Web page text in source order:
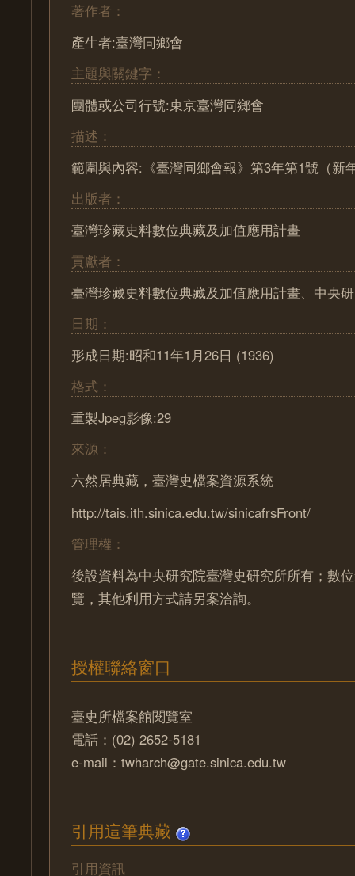
著作者：
產生者:臺灣同鄉會
主題與關鍵字：
團體或公司行號:東京臺灣同鄉會
描述：
範圍與內容:《臺灣同鄉會報》第3年第1號（新
出版者：
臺灣珍藏史料數位典藏及加值應用計畫
貢獻者：
臺灣珍藏史料數位典藏及加值應用計畫、中央
日期：
形成日期:昭和11年1月26日 (1936)
格式：
重製Jpeg影像:29
來源：
六然居典藏，臺灣史檔案資源系統
http://tais.ith.sinica.edu.tw/sinicafrsFront/
管理權：
後設資料為中央研究院臺灣史研究所所有；數
覽，其他利用方式請另案洽詢。
授權聯絡窗口
臺史所檔案館閱覽室
電話：(02) 2652-5181
e-mail：twharch@gate.sinica.edu.tw
引用這筆典藏
引用資訊